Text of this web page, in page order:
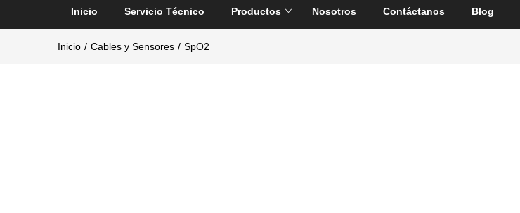
Inicio Servicio Técnico Productos Nosotros Contáctanos Blog
Inicio Cables y Sensores SpO2